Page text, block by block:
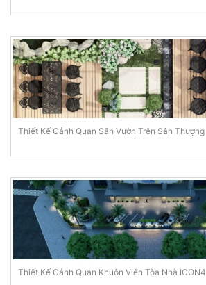
Thiết Kế Cảnh Quan Sân Vườn Trên Sân Thượng
Thiết Kế Cảnh Quan Khuôn Viên Tòa Nhà ICON4